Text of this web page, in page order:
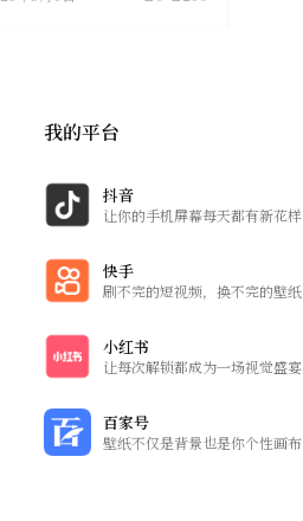
我的平台
抖音
让你的手机屏幕每天都有新花样
快手
刷不完的短视频，换不完的壁纸
小红书
让每次解锁都成为一场视觉盛宴
百家号
壁纸不仅是背景也是你个性画布